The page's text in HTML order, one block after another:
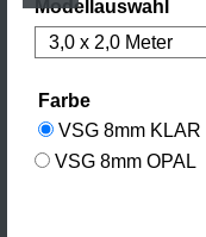
Terrassendach
Solar
Terrassendach
Wintergarten
Modellauswahl
Farbe
VSG 8mm KLAR
VSG 8mm OPAL